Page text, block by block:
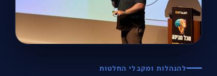
להנהלות ומקבלי החלטות